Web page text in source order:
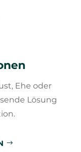
Ehe oder
Lösung